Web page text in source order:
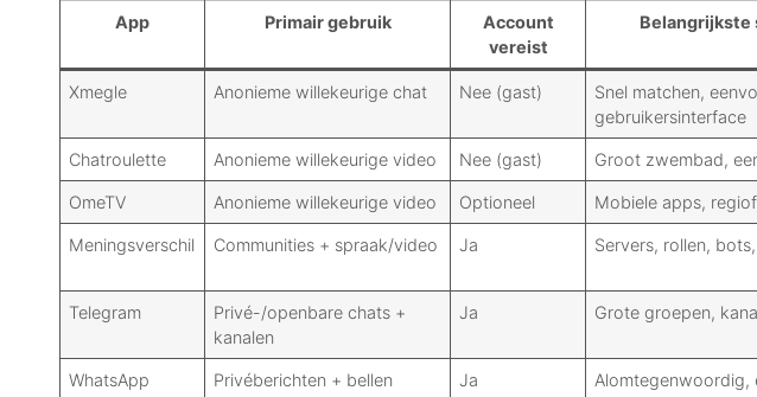
App Primair gebruik
Account
vereist
Belangrijkste
Xmegle Anonieme willekeurige chat Nee (gast)
Snel matchen,
gebruikersinterface
Chatroulette Anonieme willekeurige video Nee (gast) Groot zwembad,
OmeTV Anonieme willekeurige video Optioneel Mobiele apps,
Meningsverschil Communities + spraak/video Ja Servers, rollen,
Telegram
Privé-/openbare chats +
kanalen
Ja Grote groepen,
WhatsApp Privéberichten + bellen Ja